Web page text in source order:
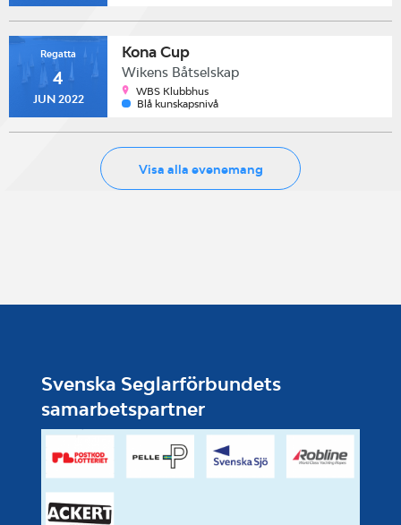
Regatta
4
JUN 2022
Kona Cup
Wikens Båtselskap
WBS Klubbhus
Blå kunskapsnivå
Visa alla evenemang
Svenska Seglarförbundets
samarbetspartner